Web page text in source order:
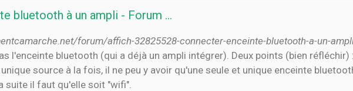
bluetooth à un ampli - Forum …
forum/affich-32825528-connecter-enceinte-bluetooth-a-un-
l'enceinte bluetooth (qui a déjà un ampli intégrer). Deux points (bien réfléchir)
source à la fois, il ne peu y avoir qu'une seule et unique enceinte
suite il faut qu'elle soit "wifi".